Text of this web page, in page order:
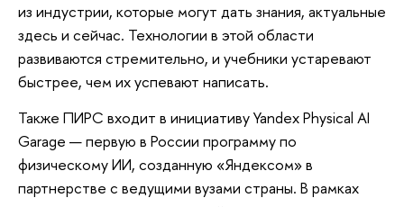
из индустрии, которые могут дать знания, актуальные
здесь и сейчас. Технологии в этой области
развиваются стремительно, и учебники устаревают
быстрее, чем их успевают написать.
Также ПИРС входит в инициативу Yandex Physical AI
Garage — первую в России программу по
физическому ИИ, созданную «Яндексом» в
партнерстве с ведущими вузами страны. В рамках